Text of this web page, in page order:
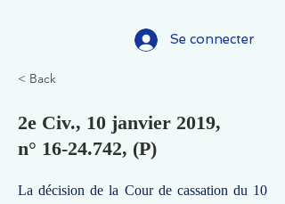
Se connecter
< Back
2e Civ., 10 janvier 2019,
n° 16-24.742, (P)
La décision de la Cour de cassation du 10